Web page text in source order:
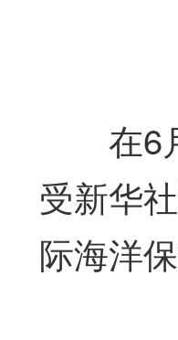
在6月
受新华
际海洋